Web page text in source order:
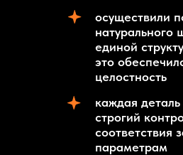
каждая
строгий
соответствия
параметрам
осуществили
натурального
единой
это
целостность